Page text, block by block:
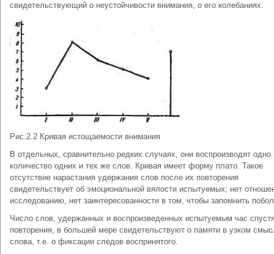
свидетельствующий о неустойчивости внимания, о его колебаниях.
Рис.2.2 Кривая истощаемости внимания
В отдельных, сравнительно редких случаях, они воспроизводят одно
количество одних и тех же слов. Кривая имеет форму плато. Такое
отсутствие нарастания удержания слов после их повторения
свидетельствует об эмоциональной вялости испытуемых; нет
исследованию, нет заинтересованности в том, чтобы запомнить
Число слов, удержанных и воспроизведенных испытуемым час
повторения, в большей мере свидетельствуют о памяти в узком
слова, т.е. о фиксации следов воспринятого.